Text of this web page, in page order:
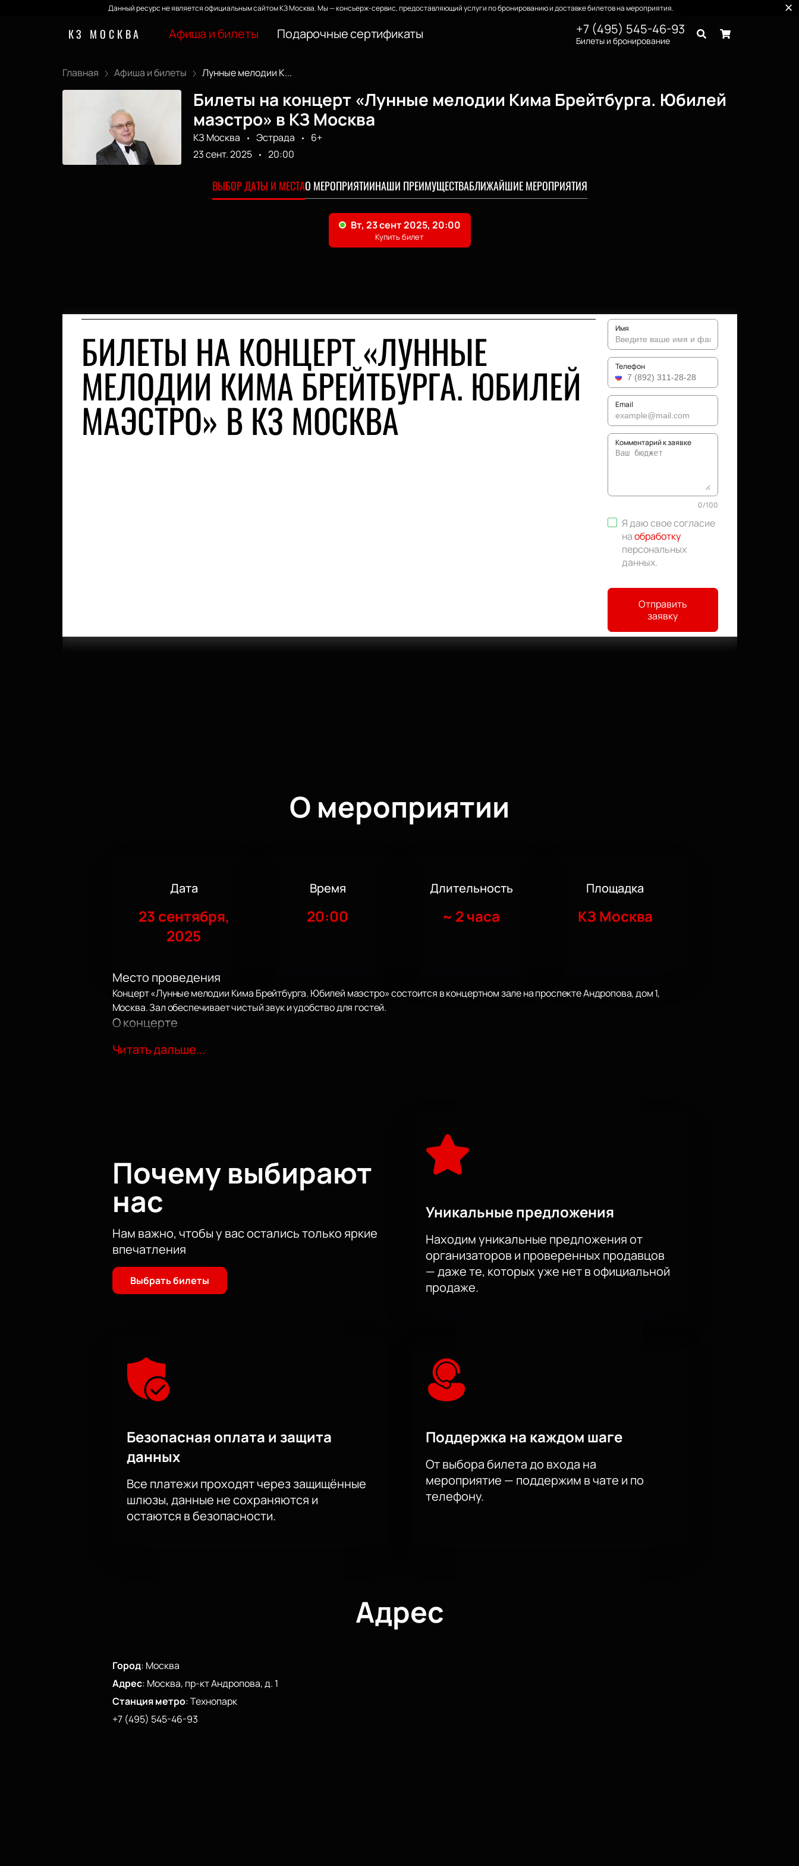
Данный ресурс не является официальным сайтом КЗ Москва. Мы — консьерж-сервис, предоставляющий услуги по бронированию и доставке билетов на мероприятия.
КЗ МОСКВА Афиша и билеты Подарочные сертификаты +7 (495) 545-46-93
Билеты и бронирование
Главная Афиша и билеты Лунные мелодии К...
Билеты на концерт «Лунные мелодии Кима Брейтбурга. Юбилей
маэстро» в КЗ Москва
КЗ Москва Эстрада
6+
23 сент. 2025
20:00
ВЫБОР ДАТЫ И МЕСТАО МЕРОПРИЯТИИНАШИ ПРЕИМУЩЕСТВАБЛИЖАЙШИЕ МЕРОПРИЯТИЯ
БИЛЕТЫ НА КОНЦЕРТ «ЛУННЫЕ
МЕЛОДИИ КИМА БРЕЙТБУРГА. ЮБИЛЕЙ
МАЭСТРО» В КЗ МОСКВА
Имя
Телефон
Email
Комментарий к заявке
0/100
Я даю свое согласие
наобработку
персональных
данных.
Отправить
заявку
О мероприятии
Дата
23 сентября,
2025
Время
20:00
Длительность
~ 2 часа
Площадка
КЗ Москва
Место проведения
Концерт «Лунные мелодии Кима Брейтбурга. Юбилей маэстро» состоится в концертном зале на проспекте Андропова, дом 1,
Москва. Зал обеспечивает чистый звук и удобство для гостей.
О концерте
композиции. Гости услышат живое исполнение любимых мелодий.
Цена зависит от выбранного сектора. Актуальная стоимость указана на сайте.
Читать дальше...
Почему выбирают
нас
Нам важно, чтобы у вас остались только яркие
впечатления
Выбрать билеты
Уникальные предложения
Находим уникальные предложения от
организаторов и проверенных продавцов
— даже те, которых уже нет в официальной
продаже.
Безопасная оплата и защита
данных
Все платежи проходят через защищённые
шлюзы, данные не сохраняются и
остаются в безопасности.
Поддержка на каждом шаге
От выбора билета до входа на
мероприятие — поддержим в чате и по
телефону.
Адрес
Город: Москва
Адрес: Москва, пр-кт Андропова, д. 1
Станция метро:Технопарк
+7 (495) 545-46-93